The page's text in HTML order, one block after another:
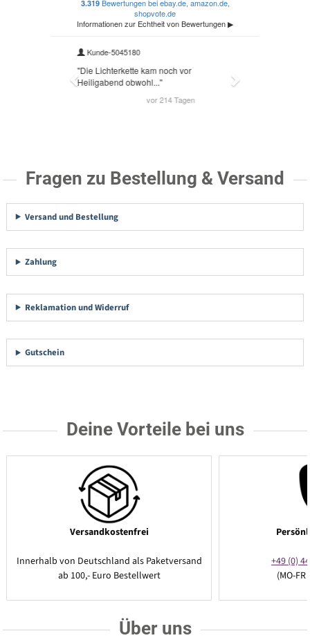
Fragen zu Bestellung & Versand
Versand und Bestellung
Zahlung
Reklamation und Widerruf
Gutschein
Deine Vorteile bei uns
Versandkostenfrei
Innerhalb von Deutschland als Paketversand
ab 100,- Euro Bestellwert
+49 (0)
(MO-
Über uns